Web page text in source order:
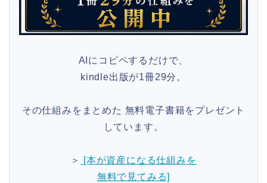
AIにコピペするだけで、
kindle出版が1冊29分。
その仕組みをまとめた 無料電子書籍をプレゼント
しています。
＞
[本が資産になる仕組みを
無料で見てみる]